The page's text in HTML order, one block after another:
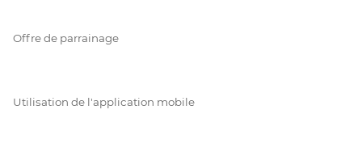
Offre de parrainage
Utilisation de l'application mobile